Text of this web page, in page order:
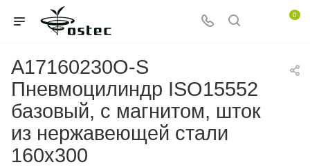
0
A17160230O-S
Пневмоцилиндр ISO15552
базовый, с магнитом, шток
из нержавеющей стали
160x300